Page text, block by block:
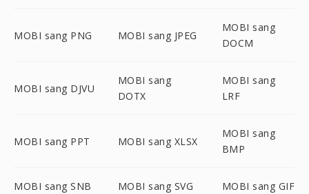
MOBI sang PNG MOBI sang JPEG
MOBI sang
DOCM
MOBI sang DJVU
MOBI sang
DOTX
MOBI sang
LRF
MOBI sang PPT MOBI sang XLSX
MOBI sang
BMP
MOBI sang SNB MOBI sang SVG MOBI sang GIF